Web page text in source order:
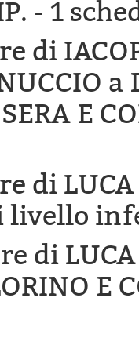
- 1
di
a
E
di LUCA
livello
di
E